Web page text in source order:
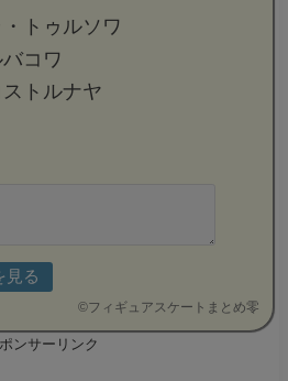
トゥルソワ
コワ
トルナヤ
©フィギュアスケートまとめ零
ンサーリンク